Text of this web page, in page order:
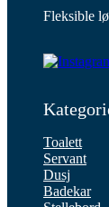
Fleksible
Toalett
Servant
Dusj
Badekar